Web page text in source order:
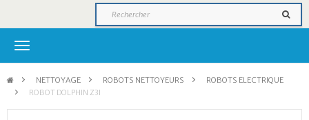
Navigation
> NETTOYAGE > ROBOTS NETTOYEURS >
ROBOTS ELECTRIQUE
>
ROBOT DOLPHIN Z3I